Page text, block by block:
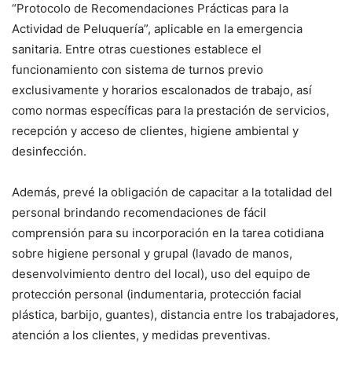
“Protocolo de Recomendaciones Prácticas para la
Actividad de Peluquería”, aplicable en la emergencia
sanitaria. Entre otras cuestiones establece el
funcionamiento con sistema de turnos previo
exclusivamente y horarios escalonados de trabajo, así
como normas específicas para la prestación de servicios,
recepción y acceso de clientes, higiene ambiental y
desinfección.
Además, prevé la obligación de capacitar a la totalidad del
personal brindando recomendaciones de fácil
comprensión para su incorporación en la tarea cotidiana
sobre higiene personal y grupal (lavado de manos,
desenvolvimiento dentro del local), uso del equipo de
protección personal (indumentaria, protección facial
plástica, barbijo, guantes), distancia entre los trabajadores,
atención a los clientes, y medidas preventivas.